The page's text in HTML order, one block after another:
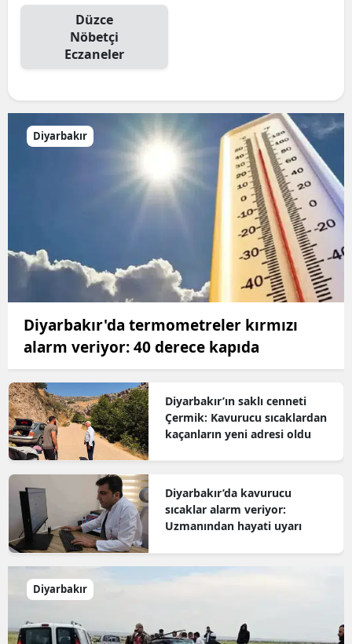
Düzce
Nöbetçi
Eczaneler
Diyarbakır
Diyarbakır'da termometreler kırmızı
alarm veriyor: 40 derece kapıda
Diyarbakır’ın saklı cenneti
Çermik: Kavurucu sıcaklardan
kaçanların yeni adresi oldu
Diyarbakır’da kavurucu
sıcaklar alarm veriyor:
Uzmanından hayati uyarı
Diyarbakır